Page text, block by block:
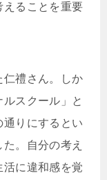
えることを重要
仁禮さん。しか
スクール」と
りにするとい
。自分の考え
活に違和感を覚